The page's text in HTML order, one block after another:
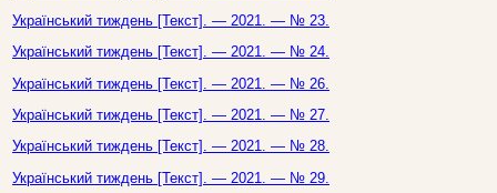
Український тиждень [Текст]. — 2021. — № 23.
Український тиждень [Текст]. — 2021. — № 24.
Український тиждень [Текст]. — 2021. — № 26.
Український тиждень [Текст]. — 2021. — № 27.
Український тиждень [Текст]. — 2021. — № 28.
Український тиждень [Текст]. — 2021. — № 29.